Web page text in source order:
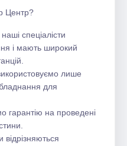
Центр?
спеціалісти
і мають широкий
лише
для
гарантію на проведені
відрізняються